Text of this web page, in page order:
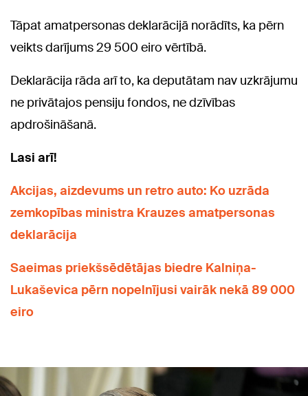
Tāpat amatpersonas deklarācijā norādīts, ka pērn
veikts darījums 29 500 eiro vērtībā.
Deklarācija rāda arī to, ka deputātam nav uzkrājumu
ne privātajos pensiju fondos, ne dzīvības
apdrošināšanā.
Lasi arī!
Akcijas, aizdevums un retro auto: Ko uzrāda
zemkopības ministra Krauzes amatpersonas
deklarācija
Saeimas priekšsēdētājas biedre Kalniņa-
Lukaševica pērn nopelnījusi vairāk nekā 89 000
eiro